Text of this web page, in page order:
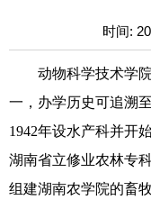
时间:
动物科学技术学
一，办学历史可追溯
1942年设水产科并开
湖南省立修业农林专
组建湖南农学院的畜